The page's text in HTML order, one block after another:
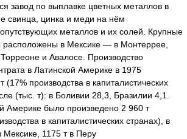
завод по выплавке цветных металлов в
свинца, цинка и меди на нём
металлов и их солей. Крупные
расположены в Мексике — в Монтеррее,
и Авалосе. Производство
в Латинской Америке в 1975
(17% производства в капиталистических
(тыс. т): в Боливии 28,3, Бразилии 4,1.
Америке было произведено 2 960 т
в капиталистических странах), в
Мексике, 1175 т в Перу